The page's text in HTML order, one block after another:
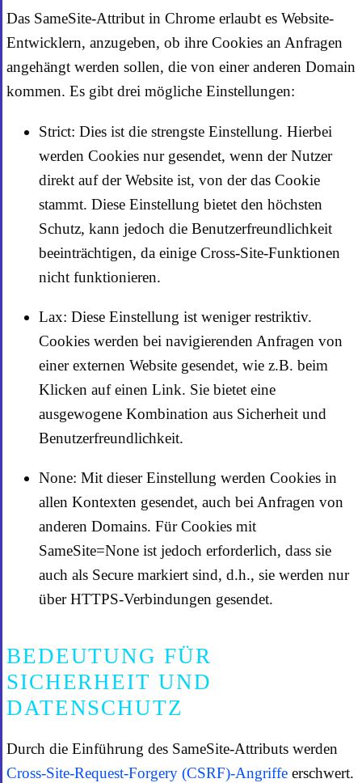
Das SameSite-Attribut in Chrome erlaubt es Website-
Entwicklern, anzugeben, ob ihre Cookies an Anfragen
angehängt werden sollen, die von einer anderen Domain
kommen. Es gibt drei mögliche Einstellungen:
Strict: Dies ist die strengste Einstellung. Hierbei
werden Cookies nur gesendet, wenn der Nutzer
direkt auf der Website ist, von der das Cookie
stammt. Diese Einstellung bietet den höchsten
Schutz, kann jedoch die Benutzerfreundlichkeit
beeinträchtigen, da einige Cross-Site-Funktionen
nicht funktionieren.
Lax: Diese Einstellung ist weniger restriktiv.
Cookies werden bei navigierenden Anfragen von
einer externen Website gesendet, wie z.B. beim
Klicken auf einen Link. Sie bietet eine
ausgewogene Kombination aus Sicherheit und
Benutzerfreundlichkeit.
None: Mit dieser Einstellung werden Cookies in
allen Kontexten gesendet, auch bei Anfragen von
anderen Domains. Für Cookies mit
SameSite=None ist jedoch erforderlich, dass sie
auch als Secure markiert sind, d.h., sie werden nur
über HTTPS-Verbindungen gesendet.
BEDEUTUNG FÜR
SICHERHEIT UND
DATENSCHUTZ
Durch die Einführung des SameSite-Attributs werden
Cross-Site-Request-Forgery (CSRF)-Angriffe erschwert.